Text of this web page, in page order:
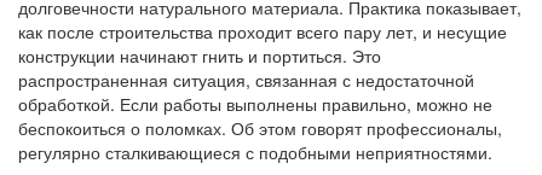
долговечности натурального материала. Практика показывает,
как после строительства проходит всего пару лет, и несущие
конструкции начинают гнить и портиться. Это
распространенная ситуация, связанная с недостаточной
обработкой. Если работы выполнены правильно, можно не
беспокоиться о поломках. Об этом говорят профессионалы,
регулярно сталкивающиеся с подобными неприятностями.